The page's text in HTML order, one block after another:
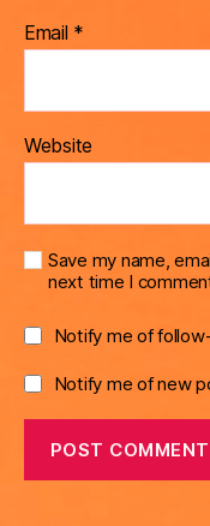
Email *
Website
Save my name,
next time I
Notify me of
Notify me of new